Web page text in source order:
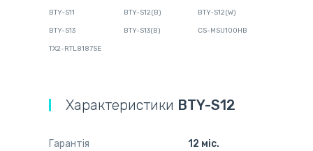
BTY-S11 BTY-S12(B) BTY-S12(W)
BTY-S13 BTY-S13(B) CS-MSU100HB
TX2-RTL8187SE
Характеристики BTY-S12
Гарантія
12 міс.